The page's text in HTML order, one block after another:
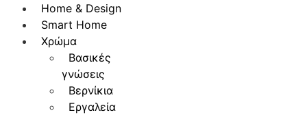
Home & Design
Smart Home
Χρώμα
Βασικές
γνώσεις
Βερνίκια
Εργαλεία